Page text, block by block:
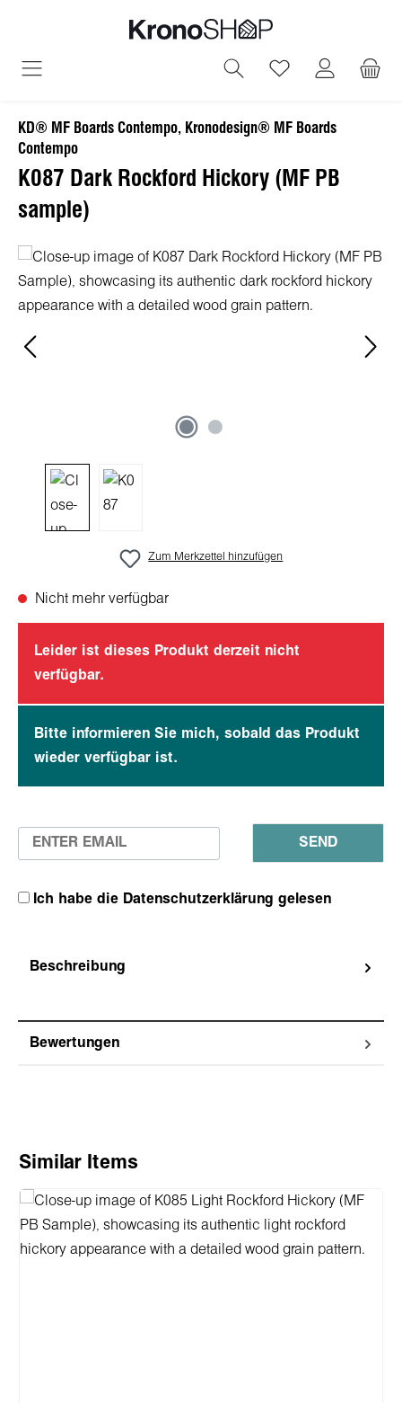
Du hast 0
KD® MF Boards Contempo, Kronodesign® MF Boards
Contempo
K087 Dark Rockford Hickory (MF PB
sample)
Bildergalerie überspringen
Zum Merkzettel hinzufügen
Nicht mehr verfügbar
Leider ist dieses Produkt derzeit nicht
verfügbar.
Bitte informieren Sie mich, sobald das Produkt
wieder verfügbar ist.
SEND
Ich habe die Datenschutzerklärung gelesen
Beschreibung
Bewertungen
Produktgalerie überspringen
Similar Items